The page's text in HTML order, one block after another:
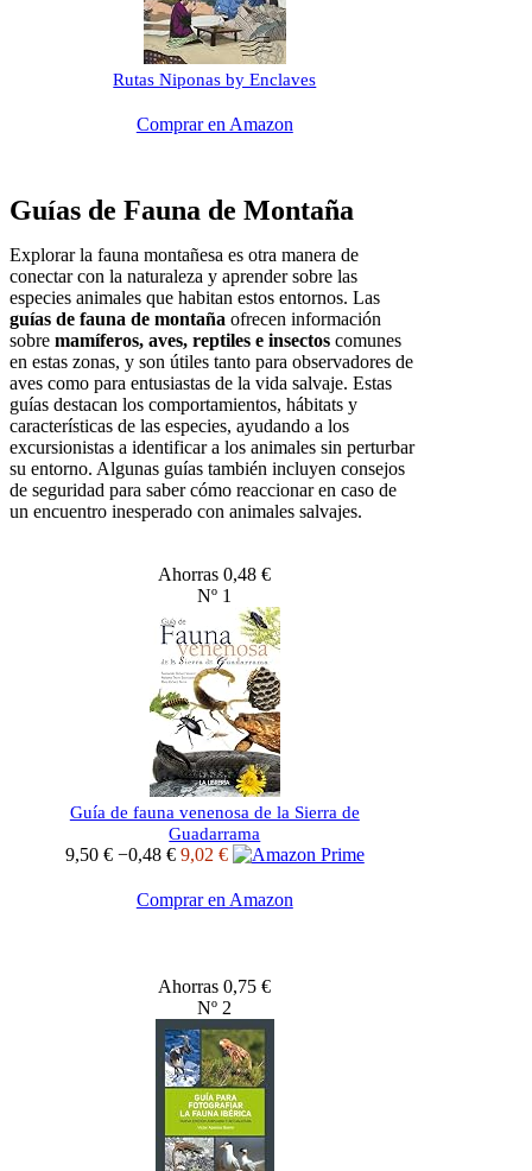
Rutas Niponas by Enclaves
Comprar en Amazon
Guías de Fauna de Montaña
Explorar la fauna montañesa es otra manera de
conectar con la naturaleza y aprender sobre las
especies animales que habitan estos entornos. Las
guías de fauna de montaña ofrecen información
sobre mamíferos, aves, reptiles e insectos comunes
en estas zonas, y son útiles tanto para observadores de
aves como para entusiastas de la vida salvaje. Estas
guías destacan los comportamientos, hábitats y
características de las especies, ayudando a los
excursionistas a identificar a los animales sin perturbar
su entorno. Algunas guías también incluyen consejos
de seguridad para saber cómo reaccionar en caso de
un encuentro inesperado con animales salvajes.
Ahorras 0,48 €
Nº 1
Guía de fauna venenosa de la Sierra de
Guadarrama
9,50 € −0,48 € 9,02 €
Comprar en Amazon
Ahorras 0,75 €
Nº 2